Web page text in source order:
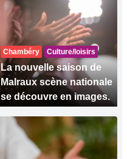
Chambéry Culture/loisirs
La nouvelle saison de
Malraux scène nationale
se découvre en images.